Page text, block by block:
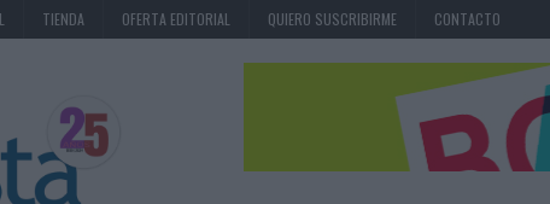
TIENDA OFERTA EDITORIAL QUIERO SUSCRIBIRME CONTACTO